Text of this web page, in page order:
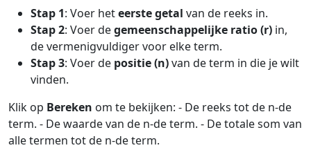
Stap 1: Voer heteerste getal van de reeks in.
Stap 2: Voer degemeenschappelijke ratio (r) in,
de vermenigvuldiger voor elke term.
Stap 3: Voer de positie (n)van de term in die je wilt
vinden.
Klik op Bereken om te bekijken: - De reeks tot de n-de
term. - De waarde van de n-de term. - De totale som van
alle termen tot de n-de term.